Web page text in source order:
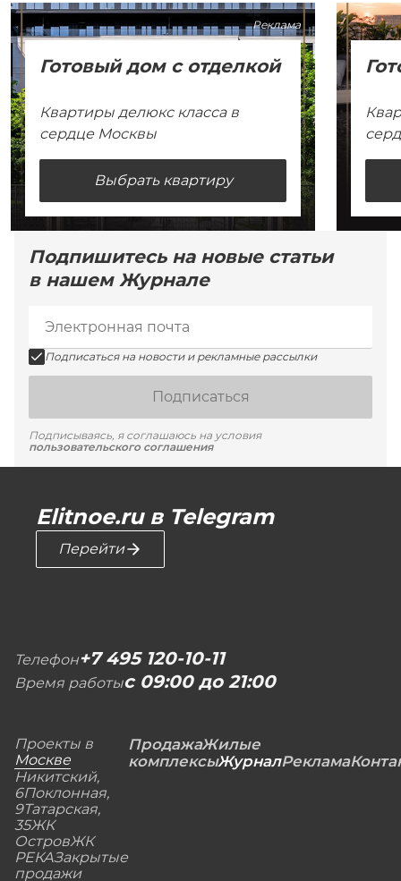
Реклама
Готовый дом с отделкой
Квартиры делюкс класса в
сердце Москвы
Выбрать квартиру
Подпишитесь на новые статьи
в нашем Журнале
Подписаться на новости и рекламные рассылки
Подписаться
Подписываясь, я соглашаюсь на условия
пользовательского соглашения
Elitnoe.ru в Telegram
Перейти
Телефон+7 495 120-10-11
Время работыс 09:00 до 21:00
Проекты в
Москве
Никитский,
6Поклонная,
9Татарская,
35ЖК
ОстровЖК
РЕКАЗакрытые
продажи
ПродажаЖилые
комплексыЖурналРеклама